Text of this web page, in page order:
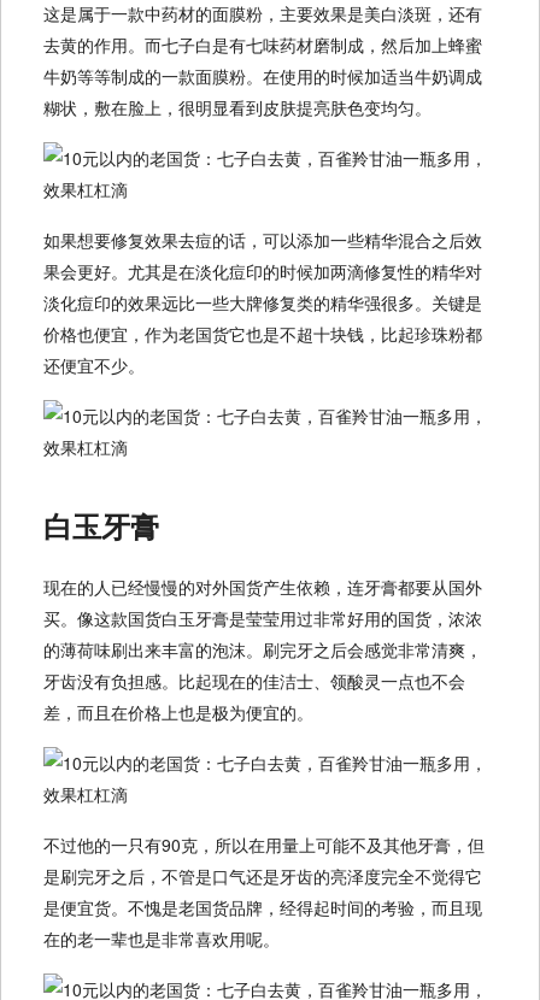
这是属于一款中药材的面膜粉，主要效果是美白淡斑，还有
去黄的作用。而七子白是有七味药材磨制成，然后加上蜂蜜
牛奶等等制成的一款面膜粉。在使用的时候加适当牛奶调成
糊状，敷在脸上，很明显看到皮肤提亮肤色变均匀。
如果想要修复效果去痘的话，可以添加一些精华混合之后效
果会更好。尤其是在淡化痘印的时候加两滴修复性的精华对
淡化痘印的效果远比一些大牌修复类的精华强很多。关键是
价格也便宜，作为老国货它也是不超十块钱，比起珍珠粉都
还便宜不少。
白玉牙膏
现在的人已经慢慢的对外国货产生依赖，连牙膏都要从国外
买。像这款国货白玉牙膏是莹莹用过非常好用的国货，浓浓
的薄荷味刷出来丰富的泡沫。刷完牙之后会感觉非常清爽，
牙齿没有负担感。比起现在的佳洁士、领酸灵一点也不会
差，而且在价格上也是极为便宜的。
不过他的一只有90克，所以在用量上可能不及其他牙膏，但
是刷完牙之后，不管是口气还是牙齿的亮泽度完全不觉得它
是便宜货。不愧是老国货品牌，经得起时间的考验，而且现
在的老一辈也是非常喜欢用呢。